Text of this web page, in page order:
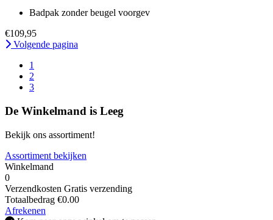
Badpak zonder beugel voorgev
€109,95
Volgende pagina
1
2
3
De Winkelmand is Leeg
Bekijk ons assortiment!
Assortiment bekijken
Winkelmand
0
Verzendkosten Gratis verzending
Totaalbedrag €0.00
Afrekenen